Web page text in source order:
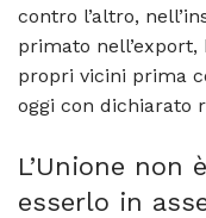
contro l’altro,
primato
propri vicini prima
oggi con dichiarato
L’Unione
esserlo in